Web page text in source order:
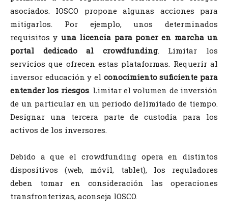
asociados. IOSCO propone algunas acciones para
mitigarlos. Por ejemplo, unos determinados
requisitos y una licencia para poner en marcha un
portal dedicado al crowdfunding. Limitar los
servicios que ofrecen estas plataformas. Requerir al
inversor educación y el conocimiento suficiente para
entender los riesgos. Limitar el volumen de inversión
de un particular en un periodo delimitado de tiempo.
Designar una tercera parte de custodia para los
activos de los inversores.
Debido a que el crowdfunding opera en distintos
dispositivos (web, móvil, tablet), los reguladores
deben tomar en consideración las operaciones
transfronterizas, aconseja IOSCO.